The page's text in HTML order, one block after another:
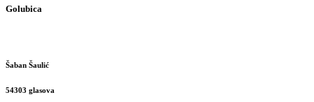
Golubica
Šaban Šaulić
54303 glasova